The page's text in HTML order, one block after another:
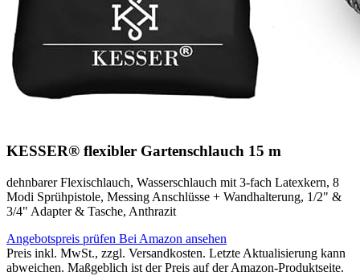
KESSER® flexibler Gartenschlauch 15 m
dehnbarer Flexischlauch, Wasserschlauch mit 3-fach Latexkern, 8
Modi Sprühpistole, Messing Anschlüsse + Wandhalterung, 1/2" &
3/4" Adapter & Tasche, Anthrazit
Angebotspreis prüfen Bei Amazon ansehen
Preis inkl. MwSt., zzgl. Versandkosten. Letzte Aktualisierung kann
abweichen. Maßgeblich ist der Preis auf der Amazon-Produktseite.